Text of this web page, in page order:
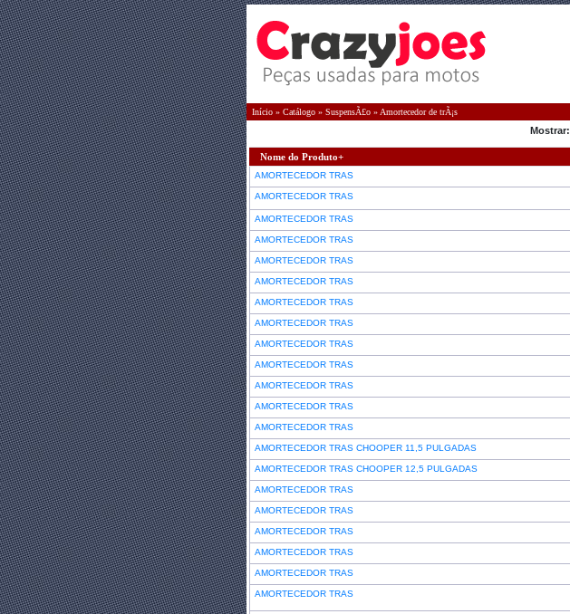
Início » Catálogo » SuspensÃ£o » Amortecedor de trÃ¡s
Mostrar:
Nome do Produto+
AMORTECEDOR TRAS
AMORTECEDOR TRAS
AMORTECEDOR TRAS
AMORTECEDOR TRAS
AMORTECEDOR TRAS
AMORTECEDOR TRAS
AMORTECEDOR TRAS
AMORTECEDOR TRAS
AMORTECEDOR TRAS
AMORTECEDOR TRAS
AMORTECEDOR TRAS
AMORTECEDOR TRAS
AMORTECEDOR TRAS
AMORTECEDOR TRAS CHOOPER 11,5 PULGADAS
AMORTECEDOR TRAS CHOOPER 12,5 PULGADAS
AMORTECEDOR TRAS
AMORTECEDOR TRAS
AMORTECEDOR TRAS
AMORTECEDOR TRAS
AMORTECEDOR TRAS
AMORTECEDOR TRAS